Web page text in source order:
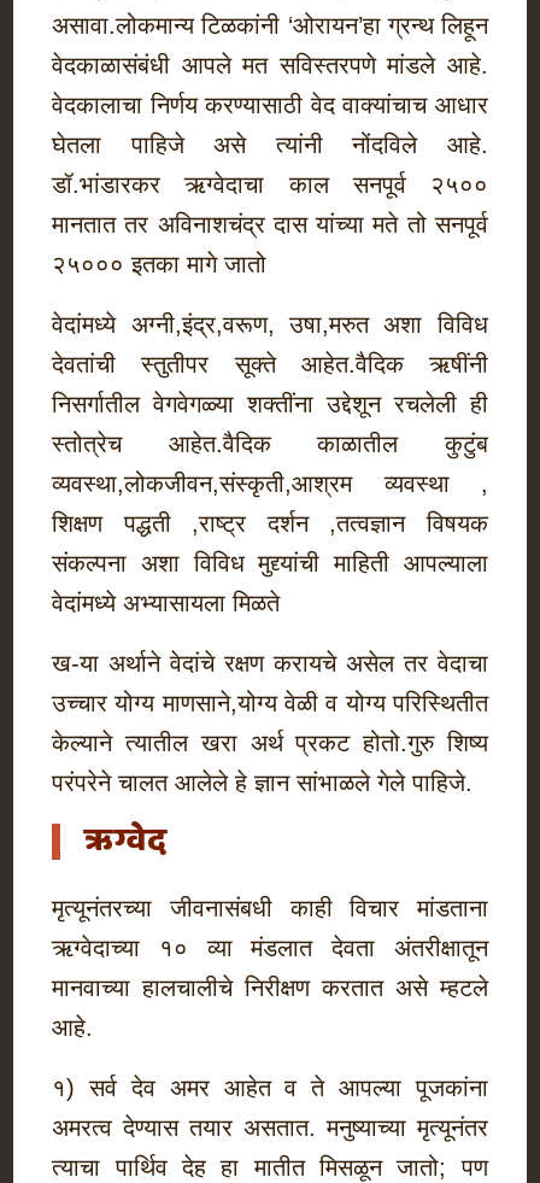
असावा.लोकमान्य टिळकांनी ‘ओरायन’हा ग्रन्थ लिहून
वेदकाळासंबंधी आपले मत सविस्तरपणे मांडले आहे.
वेदकालाचा निर्णय करण्यासाठी वेद वाक्यांचाच आधार
घेतला पाहिजे असे त्यांनी नोंदविले आहे.
डॉ.भांडारकर ऋग्वेदाचा काल सनपूर्व २५००
मानतात तर अविनाशचंद्र दास यांच्या मते तो सनपूर्व
२५००० इतका मागे जातो
वेदांमध्ये अग्नी,इंद्र,वरूण, उषा,मरुत अशा विविध
देवतांची स्तुतीपर सूक्ते आहेत.वैदिक ऋषींनी
निसर्गातील वेगवेगळ्या शक्तींना उद्देशून रचलेली ही
स्तोत्रेच आहेत.वैदिक काळातील कुटुंब
व्यवस्था,लोकजीवन,संस्कृती,आश्रम व्यवस्था ,
शिक्षण पद्धती ,राष्ट्र दर्शन ,तत्वज्ञान विषयक
संकल्पना अशा विविध मुद्द्यांची माहिती आपल्याला
वेदांमध्ये अभ्यासायला मिळते
ख-या अर्थाने वेदांचे रक्षण करायचे असेल तर वेदाचा
उच्चार योग्य माणसाने,योग्य वेळी व योग्य परिस्थितीत
केल्याने त्यातील खरा अर्थ प्रकट होतो.गुरु शिष्य
परंपरेने चालत आलेले हे ज्ञान सांभाळले गेले पाहिजे.
ऋग्वेद
मृत्यूनंतरच्या जीवनासंबधी काही विचार मांडताना
ऋग्वेदाच्या १० व्या मंडलात देवता अंतरीक्षातून
मानवाच्या हालचालीचे निरीक्षण करतात असे म्हटले
आहे.
१) सर्व देव अमर आहेत व ते आपल्या पूजकांना
अमरत्व देण्यास तयार असतात. मनुष्याच्या मृत्यूनंतर
त्याचा पार्थिव देह हा मातीत मिसळून जातो; पण